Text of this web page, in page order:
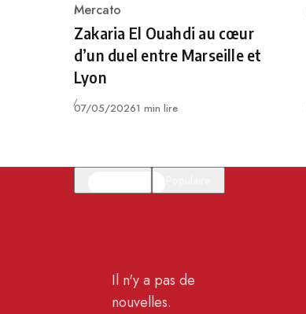
Category
Mercato
Zakaria El Ouahdi au cœur
d’un duel entre Marseille et
Lyon
Publié
07/05/20261 min lire
Il n'y a pas de
nouvelles.